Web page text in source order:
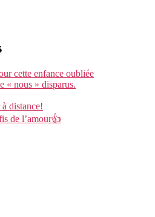
cette enfance oubliée
« nous » disparus.
distance!
de l’amour👍